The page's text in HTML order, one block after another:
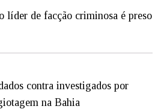
líder de facção criminosa é preso
contra investigados por
na Bahia